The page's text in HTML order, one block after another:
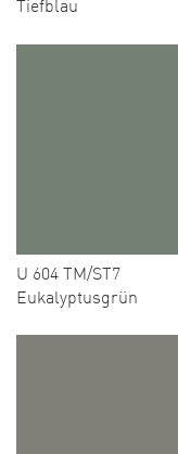
U 604 TM/ST7
Eukalyptusgrün